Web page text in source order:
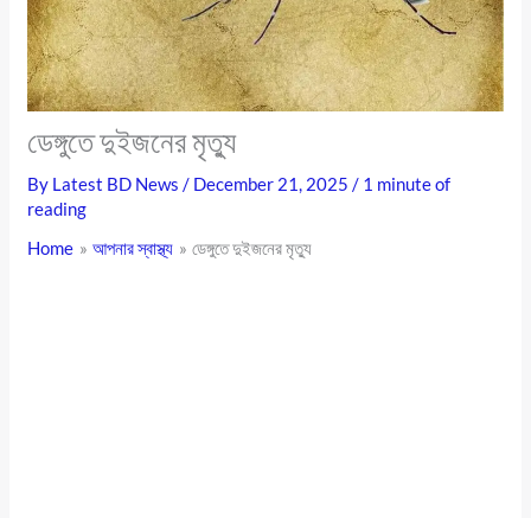
ডেঙ্গুতে দুইজনের মৃত্যু
By Latest BD News/ December 21, 2025/ 1 minute of
reading
Home
আপনার স্বাস্থ্য ডেঙ্গুতে দুইজনের মৃত্যু